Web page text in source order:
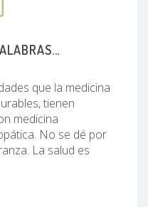
que la medicina
tienen
medicina
No se dé por
La salud es